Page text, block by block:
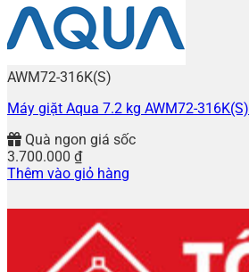
AWM72-316K(S)
Máy giặt Aqua 7.2 kg AWM72-316K(S)
Quà ngon giá sốc
3.700.000 ₫
Thêm vào giỏ hàng